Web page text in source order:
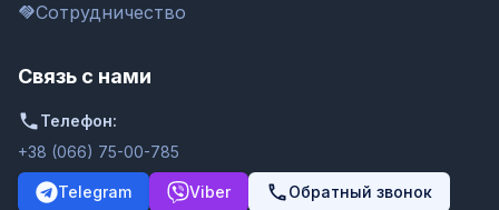
Сотрудничество
Связь с нами
Телефон:
+38 (066) 75-00-785
Telegram Viber Обратный звонок